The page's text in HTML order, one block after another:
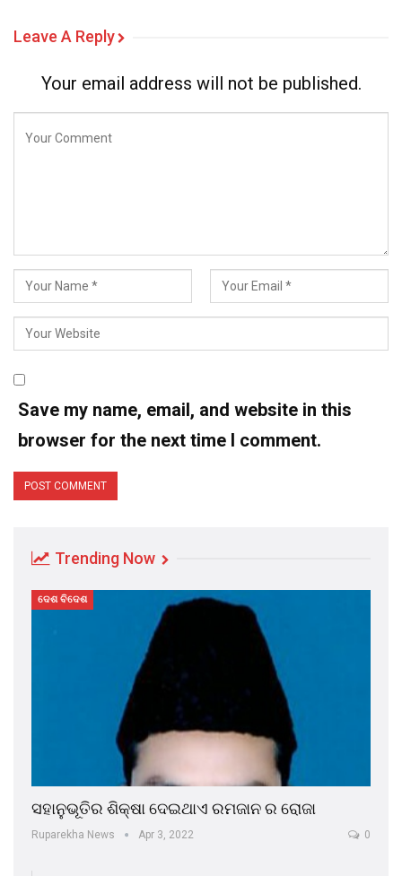
Leave A Reply
Your email address will not be published.
Save my name, email, and website in this
browser for the next time I comment.
Trending Now
ଦେଶ ବିଦେଶ
ସହାନୁଭୂତିର ଶିକ୍ଷା ଦେଇଥାଏ ରମଜାନ ର ରୋଜା
Ruparekha News Apr 3, 2022 0